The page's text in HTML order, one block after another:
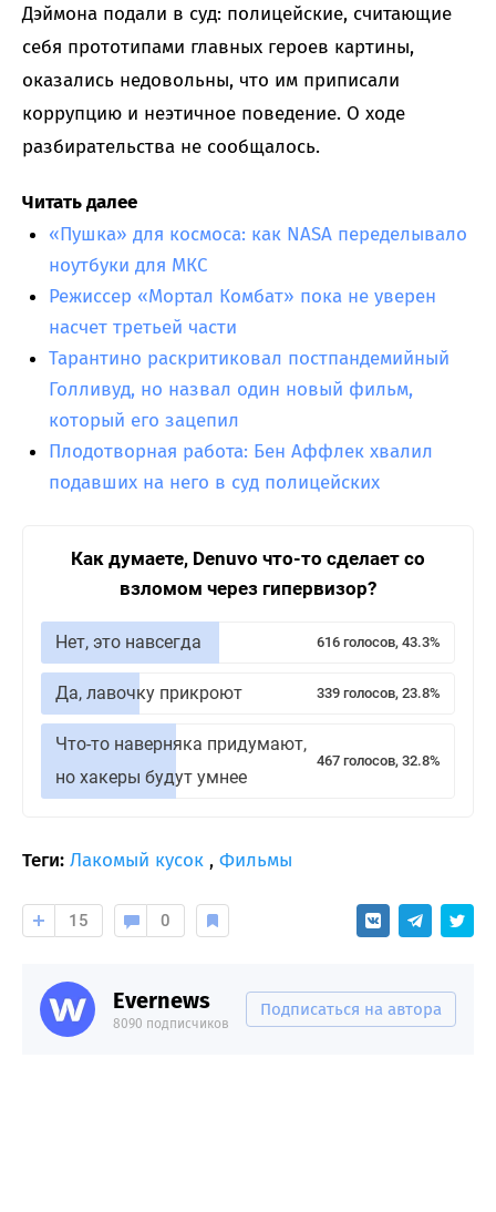
Дэймона подали в суд: полицейские, считающие
себя прототипами главных героев картины,
оказались недовольны, что им приписали
коррупцию и неэтичное поведение. О ходе
разбирательства не сообщалось.
Читать далее
«Пушка» для космоса: как NASA переделывало
ноутбуки для МКС
Режиссер «Мортал Комбат» пока не уверен
насчет третьей части
Тарантино раскритиковал постпандемийный
Голливуд, но назвал один новый фильм,
который его зацепил
Плодотворная работа: Бен Аффлек хвалил
подавших на него в суд полицейских
Как думаете, Denuvo что-то сделает со
взломом через гипервизор?
Нет, это навсегда 616 голосов, 43.3%
Да, лавочку прикроют 339 голосов, 23.8%
Что-то наверняка придумают,
но хакеры будут умнее
467 голосов, 32.8%
Теги: Лакомый кусок , Фильмы
15 0
Evernews
8090 подписчиков
Подписаться на автора